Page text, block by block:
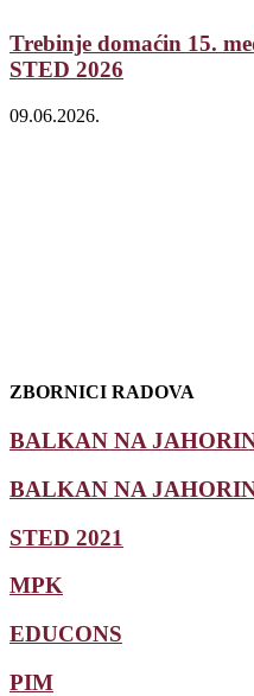
Trebinje domaćin 15.
STED 2026
09.06.2026.
ZBORNICI RADOVA
BALKAN NA
BALKAN NA
STED 2021
MPK
EDUCONS
PIM